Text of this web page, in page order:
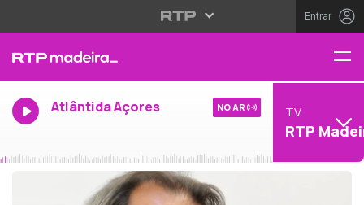
Entrar
Atlântida Açores NO AR TV
RTP